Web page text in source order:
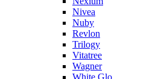
Nivea
Nuby
Revlon
Trilogy
Vitatree
Wagner